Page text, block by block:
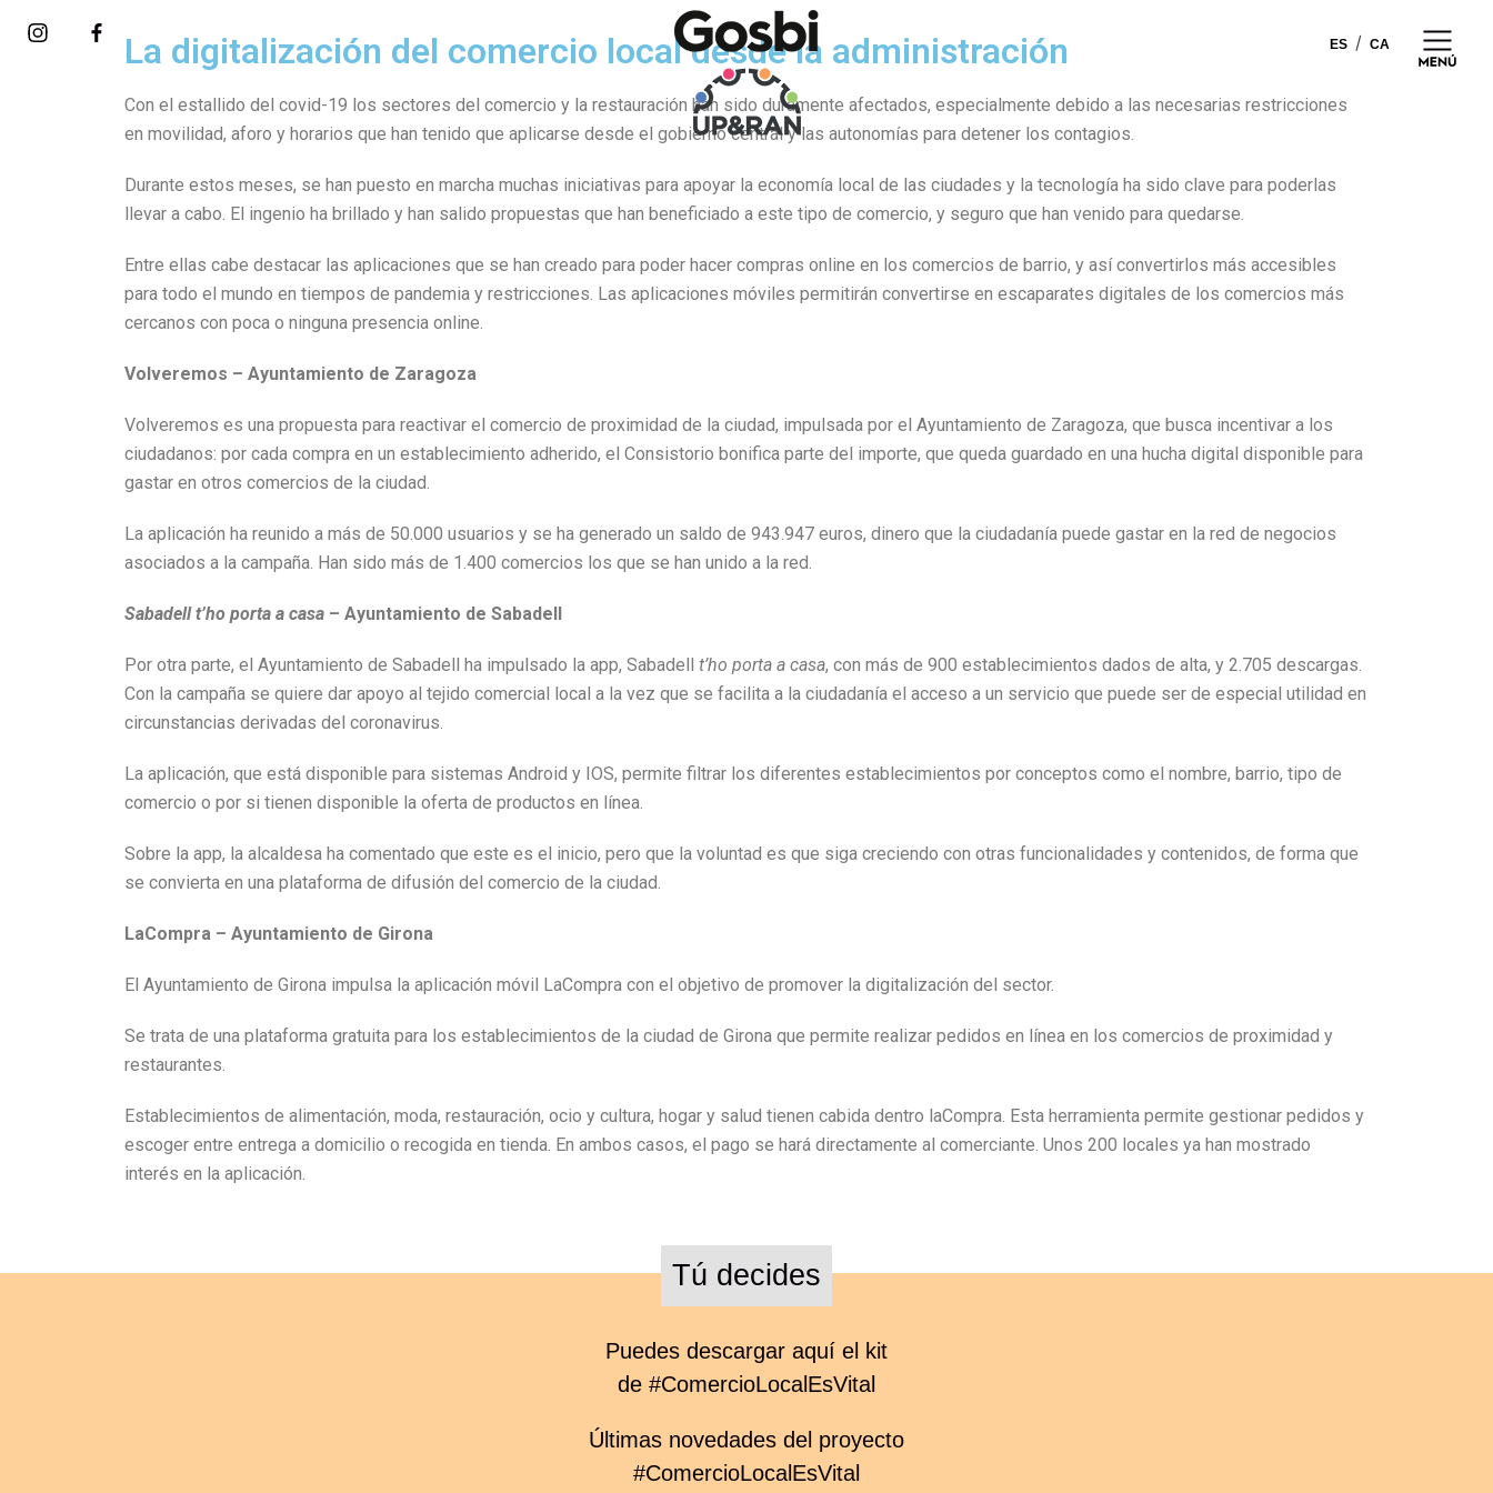
Saltar
ES CA
La digitalización del comercio local desde la administración
Con el estallido del covid-19 los sectores del comercio y la restauración han sido duramente afectados, especialmente debido a las necesarias restricciones
en movilidad, aforo y horarios que han tenido que aplicarse desde el gobierno central y las autonomías para detener los contagios.
Durante estos meses, se han puesto en marcha muchas iniciativas para apoyar la economía local de las ciudades y la tecnología ha sido clave para poderlas
llevar a cabo. El ingenio ha brillado y han salido propuestas que han beneficiado a este tipo de comercio, y seguro que han venido para quedarse.
Entre ellas cabe destacar las aplicaciones que se han creado para poder hacer compras online en los comercios de barrio, y así convertirlos más accesibles
para todo el mundo en tiempos de pandemia y restricciones. Las aplicaciones móviles permitirán convertirse en escaparates digitales de los comercios más
cercanos con poca o ninguna presencia online.
Volveremos – Ayuntamiento de Zaragoza
Volveremos es una propuesta para reactivar el comercio de proximidad de la ciudad, impulsada por el Ayuntamiento de Zaragoza, que busca incentivar a los
ciudadanos: por cada compra en un establecimiento adherido, el Consistorio bonifica parte del importe, que queda guardado en una hucha digital disponible para
gastar en otros comercios de la ciudad.
La aplicación ha reunido a más de 50.000 usuarios y se ha generado un saldo de 943.947 euros, dinero que la ciudadanía puede gastar en la red de negocios
asociados a la campaña. Han sido más de 1.400 comercios los que se han unido a la red.
Sabadell t’ho porta a casa – Ayuntamiento de Sabadell
Por otra parte, el Ayuntamiento de Sabadell ha impulsado la app, Sabadell t’ho porta a casa, con más de 900 establecimientos dados de alta, y 2.705 descargas.
Con la campaña se quiere dar apoyo al tejido comercial local a la vez que se facilita a la ciudadanía el acceso a un servicio que puede ser de especial utilidad en
circunstancias derivadas del coronavirus.
La aplicación, que está disponible para sistemas Android y IOS, permite filtrar los diferentes establecimientos por conceptos como el nombre, barrio, tipo de
comercio o por si tienen disponible la oferta de productos en línea.
Sobre la app, la alcaldesa ha comentado que este es el inicio, pero que la voluntad es que siga creciendo con otras funcionalidades y contenidos, de forma que
se convierta en una plataforma de difusión del comercio de la ciudad.
LaCompra – Ayuntamiento de Girona
El Ayuntamiento de Girona impulsa la aplicación móvil LaCompra con el objetivo de promover la digitalización del sector.
Se trata de una plataforma gratuita para los establecimientos de la ciudad de Girona que permite realizar pedidos en línea en los comercios de proximidad y
restaurantes.
Establecimientos de alimentación, moda, restauración, ocio y cultura, hogar y salud tienen cabida dentro laCompra. Esta herramienta permite gestionar pedidos y
escoger entre entrega a domicilio o recogida en tienda. En ambos casos, el pago se hará directamente al comerciante. Unos 200 locales ya han mostrado
interés en la aplicación.
Tú decides
Puedes descargar aquí el kit
de #ComercioLocalEsVital
Últimas novedades del proyecto
#ComercioLocalEsVital